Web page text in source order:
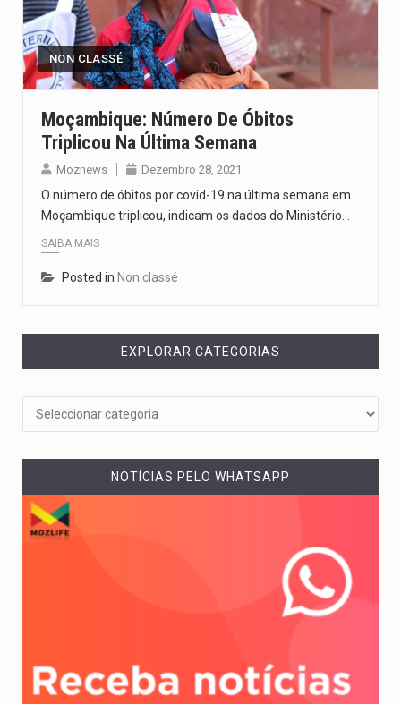
O pagamento marca o desfecho de um dos processos mais…
NON CLASSÉ
Moçambique: Número De Óbitos
Triplicou Na Última Semana
Moznews Dezembro 28, 2021
O número de óbitos por covid-19 na última semana em
Moçambique triplicou, indicam os dados do Ministério…
SAIBA MAIS
Posted in Non classé
EXPLORAR CATEGORIAS
NOTÍCIAS PELO WHATSAPP